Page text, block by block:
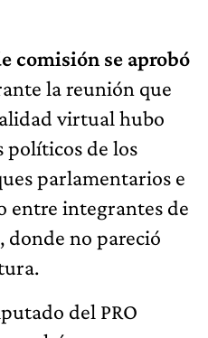
comisión se aprobó
la reunión que
virtual hubo
de los
parlamentarios e
entre integrantes de
donde no pareció
del PRO